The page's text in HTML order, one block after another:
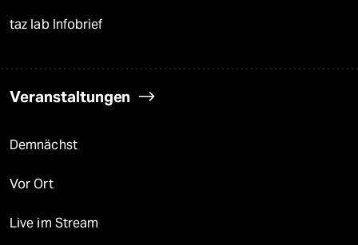
taz lab Infobrief
Veranstaltungen
Demnächst
Vor Ort
Live im Stream